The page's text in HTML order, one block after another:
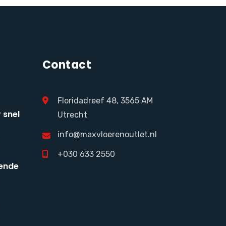
Contact
Floridadreef 48, 3565 AM
Utrecht
info@maxvloerenoutlet.nl
+030 633 2550